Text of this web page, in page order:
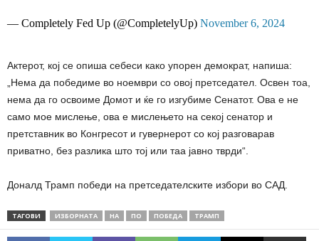
— Completely Fed Up (@CompletelyUp) November 6, 2024
Актерот, кој се опиша себеси како упорен демократ, напиша:
„Нема да победиме во ноември со овој претседател. Освен тоа,
нема да го освоиме Домот и ќе го изгубиме Сенатот. Ова е не
само мое мислење, ова е мислењето на секој сенатор и
претставник во Конгресот и гувернерот со кој разговарав
приватно, без разлика што тој или таа јавно тврди“.
Доналд Трамп победи на претседателските избори во САД.
ТАГОВИ ИЗБОРНАТА НА ПО ПОБЕДА ТРАМП